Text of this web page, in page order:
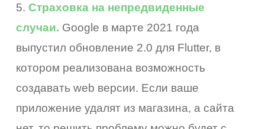
5.Страховка на непредвиденные
случаи. Google в марте 2021 года
выпустил обновление 2.0 для Flutter, в
котором реализована возможность
создавать web версии. Если ваше
приложение удалят из магазина, а сайта